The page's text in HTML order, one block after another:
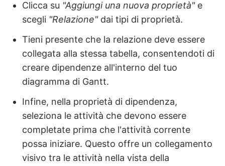
Clicca su "Aggiungi una nuova proprietà" e
scegli "Relazione"dai tipi di proprietà.
Tieni presente che la relazione deve essere
collegata alla stessa tabella, consentendoti di
creare dipendenze all'interno del tuo
diagramma di Gantt.
Infine, nella proprietà di dipendenza,
seleziona le attività che devono essere
completate prima che l'attività corrente
possa iniziare. Questo offre un collegamento
visivo tra le attività nella vista della